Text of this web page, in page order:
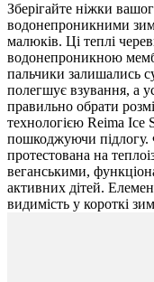
Зберігайте ніжки
водонепроникними
малюків. Ці теплі
водонепроникною
пальчики залишались
полегшує взування, а
правильно обрати
технологією Reima Ice
пошкоджуючи підлогу.
протестована на
веганськими,
активних дітей.
видимість у короткі